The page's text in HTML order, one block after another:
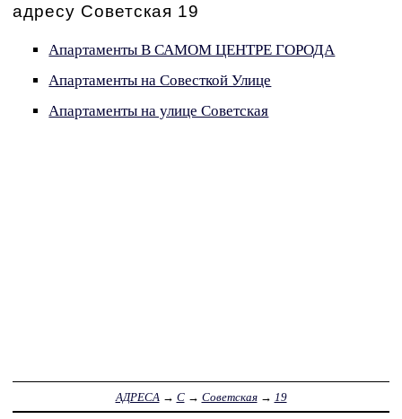
адресу Советская 19
Апартаменты В САМОМ ЦЕНТРЕ ГОРОДА
Апартаменты на Совесткой Улице
Апартаменты на улице Советская
АДРЕСА → С→ Советская→ 19